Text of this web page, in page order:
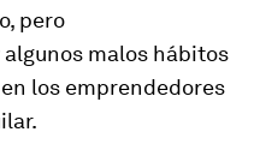
pero
malos hábitos
los emprendedores